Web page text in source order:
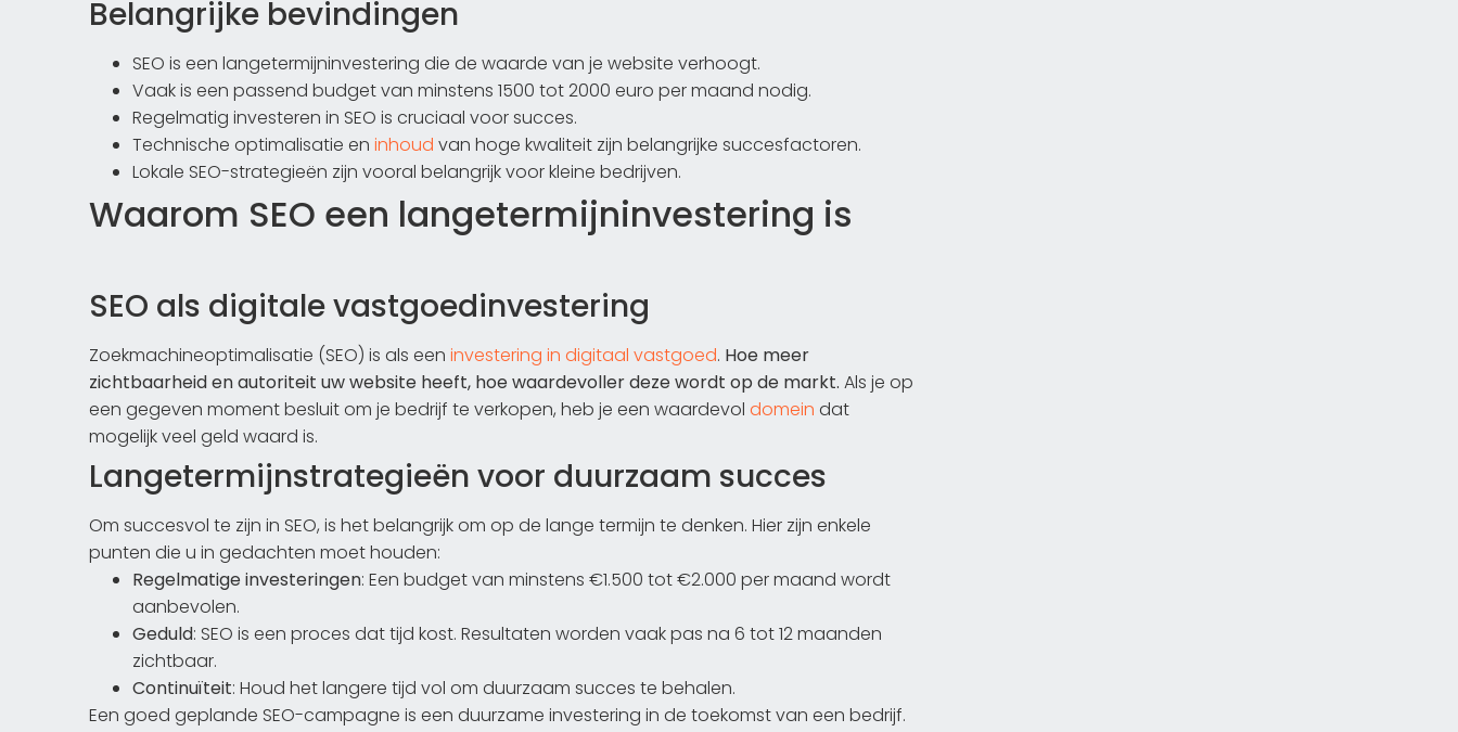
Belangrijke bevindingen
SEO is een langetermijninvestering die de waarde van je website verhoogt.
Vaak is een passend budget van minstens 1500 tot 2000 euro per maand nodig.
Regelmatig investeren in SEO is cruciaal voor succes.
Technische optimalisatie en inhoud van hoge kwaliteit zijn belangrijke succesfactoren.
Lokale SEO-strategieën zijn vooral belangrijk voor kleine bedrijven.
Waarom SEO een langetermijninvestering is
SEO als digitale vastgoedinvestering
Zoekmachineoptimalisatie (SEO) is als een investering in digitaal vastgoed. Hoe meer
zichtbaarheid en autoriteit uw website heeft, hoe waardevoller deze wordt op de markt. Als je op
een gegeven moment besluit om je bedrijf te verkopen, heb je een waardevol domein dat
mogelijk veel geld waard is.
Langetermijnstrategieën voor duurzaam succes
Om succesvol te zijn in SEO, is het belangrijk om op de lange termijn te denken. Hier zijn enkele
punten die u in gedachten moet houden:
Regelmatige investeringen: Een budget van minstens €1.500 tot €2.000 per maand wordt
aanbevolen.
Geduld: SEO is een proces dat tijd kost. Resultaten worden vaak pas na 6 tot 12 maanden
zichtbaar.
Continuïteit: Houd het langere tijd vol om duurzaam succes te behalen.
Een goed geplande SEO-campagne is een duurzame investering in de toekomst van een bedrijf.